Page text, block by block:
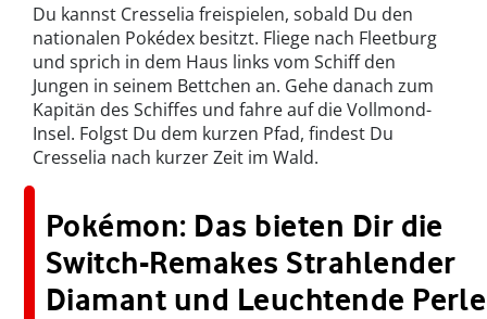
Du kannst Cresselia freispielen, sobald Du den
nationalen Pokédex besitzt. Fliege nach Fleetburg
und sprich in dem Haus links vom Schiff den
Jungen in seinem Bettchen an. Gehe danach zum
Kapitän des Schiffes und fahre auf die Vollmond-
Insel. Folgst Du dem kurzen Pfad, findest Du
Cresselia nach kurzer Zeit im Wald.
Pokémon: Das bieten Dir die
Switch-Remakes Strahlender
Diamant und Leuchtende Perle